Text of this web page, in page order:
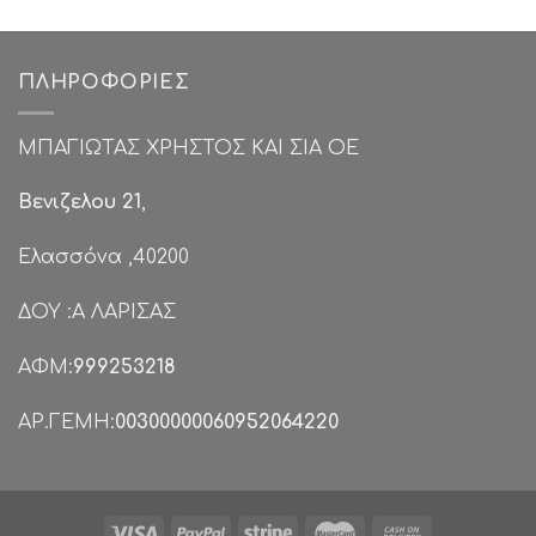
ΠΛΗΡΟΦΟΡΊΕΣ
ΜΠΑΓΙΩΤΑΣ ΧΡΗΣΤΟΣ ΚΑΙ ΣΙΑ ΟΕ
Βενιζελου 21,
Ελασσόνα ,40200
ΔΟΥ :Α ΛΑΡΙΣΑΣ
ΑΦΜ:999253218
ΑΡ.ΓΕΜΗ:00300000060952064220